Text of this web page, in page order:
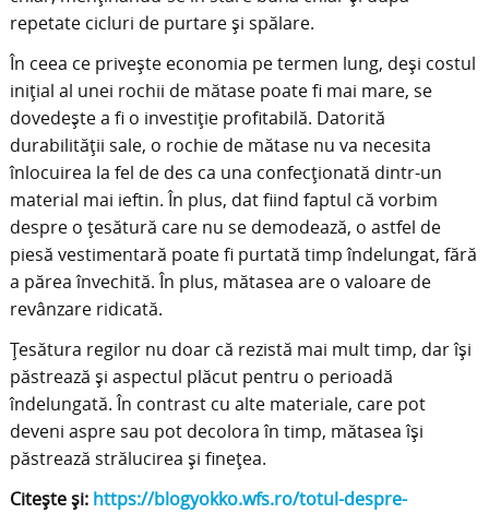
repetate cicluri de purtare și spălare.
În ceea ce privește economia pe termen lung, deși costul
inițial al unei rochii de mătase poate fi mai mare, se
dovedește a fi o investiție profitabilă. Datorită
durabilității sale, o rochie de mătase nu va necesita
înlocuirea la fel de des ca una confecționată dintr-un
material mai ieftin. În plus, dat fiind faptul că vorbim
despre o țesătură care nu se demodează, o astfel de
piesă vestimentară poate fi purtată timp îndelungat, fără
a părea învechită. În plus, mătasea are o valoare de
revânzare ridicată.
Țesătura regilor nu doar că rezistă mai mult timp, dar își
păstrează și aspectul plăcut pentru o perioadă
îndelungată. În contrast cu alte materiale, care pot
deveni aspre sau pot decolora în timp, mătasea își
păstrează strălucirea și finețea.
Citește și: https://blogyokko.wfs.ro/totul-despre-